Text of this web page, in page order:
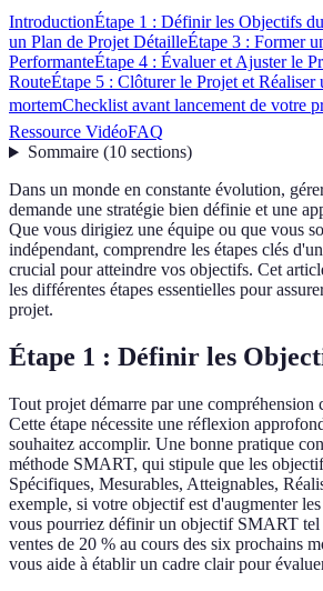
IntroductionÉtape 1 : Définir les Objectifs
un Plan de Projet DétailleÉtape 3 : Former
PerformanteÉtape 4 : Évaluer et Ajuster le
RouteÉtape 5 : Clôturer le Projet et Réaliser
mortemChecklist avant lancement de votre
Ressource VidéoFAQ
Sommaire(10 sections)
Dans un monde en constante évolution,
demande une stratégie bien définie et une
Que vous dirigiez une équipe ou que vous
indépendant, comprendre les étapes clés
crucial pour atteindre vos objectifs. Cet
les différentes étapes essentielles pour
projet.
Étape 1 : Définir les
Tout projet démarre par une compréhension
Cette étape nécessite une réflexion
souhaitez accomplir. Une bonne pratique
méthode SMART, qui stipule que les
Spécifiques, Mesurables, Atteignables,
exemple, si votre objectif est d'augmenter
vous pourriez définir un objectif SMART
ventes de 20 % au cours des six prochains
vous aide à établir un cadre clair pour